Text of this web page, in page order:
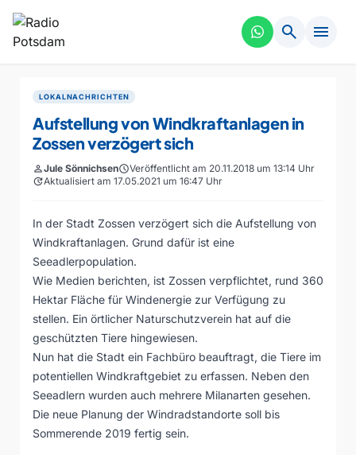
search menu
LOKALNACHRICHTEN
Aufstellung von Windkraftanlagen in
Zossen verzögert sich
personJule SönnichsenscheduleVeröffentlicht am 20.11.2018 um 13:14 Uhr
updateAktualisiert am 17.05.2021 um 16:47 Uhr
In der Stadt Zossen verzögert sich die Aufstellung von
Windkraftanlagen. Grund dafür ist eine
Seeadlerpopulation.
Wie Medien berichten, ist Zossen verpflichtet, rund 360
Hektar Fläche für Windenergie zur Verfügung zu
stellen. Ein örtlicher Naturschutzverein hat auf die
geschützten Tiere hingewiesen.
Nun hat die Stadt ein Fachbüro beauftragt, die Tiere im
potentiellen Windkraftgebiet zu erfassen. Neben den
Seeadlern wurden auch mehrere Milanarten gesehen.
Die neue Planung der Windradstandorte soll bis
Sommerende 2019 fertig sein.